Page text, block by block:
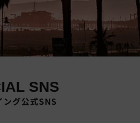
SNS
ング公式SNS